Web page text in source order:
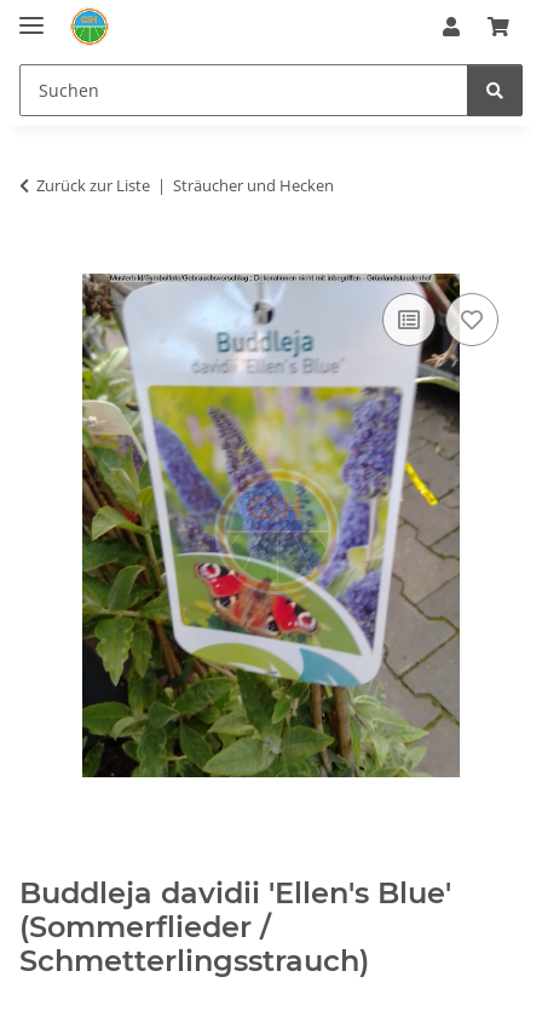
Zurück zur Liste Sträucher und Hecken
Buddleja davidii 'Ellen's Blue'
(Sommerflieder /
Schmetterlingsstrauch)